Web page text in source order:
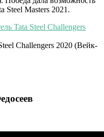
Steel Masters 2021.
Challengers 2020 (Вейк-